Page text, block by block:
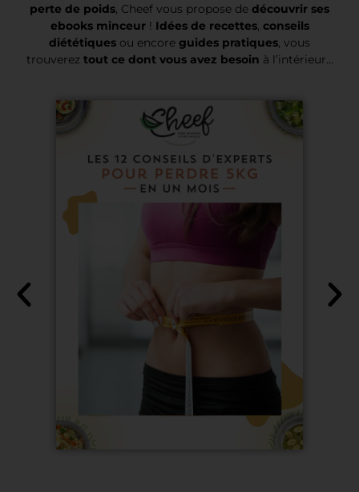
perte de poids, Cheef vous propose de découvrir ses
ebooks minceur! Idées de recettes, conseils
diététiques ou encore guides pratiques, vous
trouverez tout ce dont vous avez besoin à l’intérieur…